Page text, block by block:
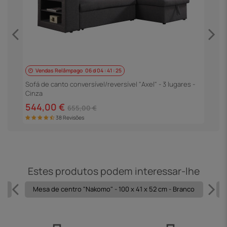
Vendas Relâmpago 06d04 :41 :25
Sofá de canto conversível/reversível "Axel" - 3 lugares -
Cinza
544,00 € 655,00 €
38 Revisões
Estes produtos podem interessar-lhe
Mesa de centro "Nakomo" - 100 x 41 x 52 cm - Branco